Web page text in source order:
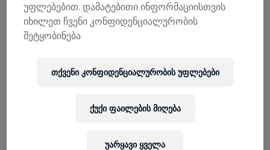
ᲨᲔᲛᲝᲬᲘᲠᲣᲚᲔᲑᲔᲑᲘ ᲒᲐᲓᲐᲠᲘᲪᲮᲔ ᲗᲐᲜᲮᲐ
შემოწირულების 100% ხმარდება ზურგის ტვინის
ᲘᲡᲢᲝᲠᲘᲐ
WINGS FOR LIFE WORLD RUN 2026
უფლებებით. დამატებითი ინფორმაციისთვის
იხილეთ ჩვენი კონფიდენციალურობის
შეტყობინება
თქვენი კონფიდენციალურობის უფლებები
უარყავი ყველა
ქუქი ფაილების მიღება